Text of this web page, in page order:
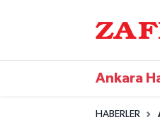
Ankara
HABERLER